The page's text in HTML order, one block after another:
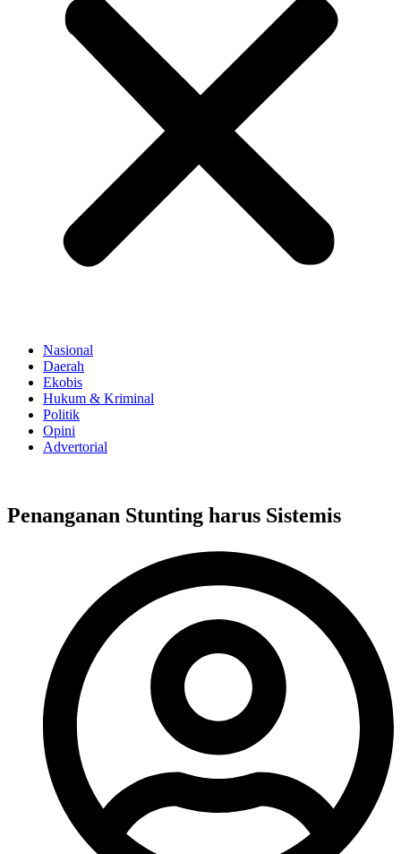
Nasional
Daerah
Ekobis
Hukum & Kriminal
Politik
Opini
Advertorial
Penanganan Stunting harus Sistemis